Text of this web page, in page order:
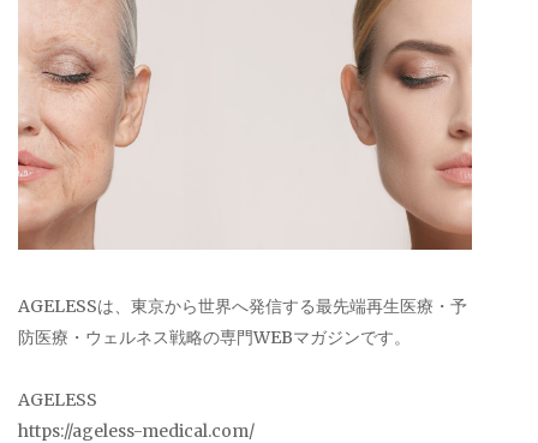
AGELESSは、東京から世界へ発信する最先端再生医療・予
防医療・ウェルネス戦略の専門WEBマガジンです。
AGELESS
https://ageless-medical.com/